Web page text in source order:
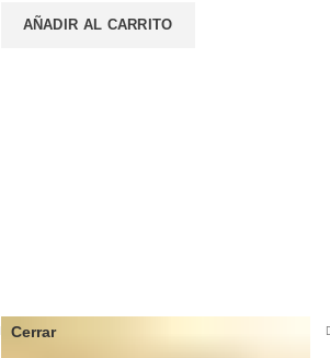
AÑADIR AL CARRITO
Cerrar